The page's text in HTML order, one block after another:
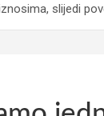
slijedi